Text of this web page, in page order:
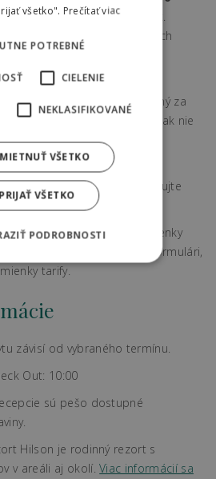
od prevádzkových kapacít.
formou bohatých bufetových
Viac informácií o
sa dozviete tu.
check-out
je možný za
situácia dovoľuje a ak nie
balíka inak.
zvieratkom je možné po
Pre viac informácií kontaktujte
918 060 803
prečítajte si aktuálne podmienky
nájdete v rezervačnom formulári,
tarify.
závisí od vybraného termínu.
Out: 10:00
sú pešo dostupné
Hilson je rodinný rezort s
v areáli aj okolí.Viac informácií sa
všetko". Prečítať viac
POTREBNÉ
CIELENIE
NEKLASIFIKOVANÉ
PRIJAŤ VŠETKO
VŠETKO
PODROBNOSTI